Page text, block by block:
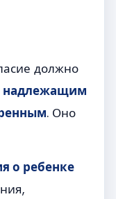
должно
надлежащим
. Оно
о ребенке